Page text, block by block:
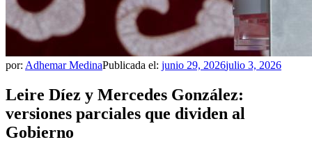
por: Adhemar MedinaPublicada el: junio 29, 2026julio 3, 2026
Leire Díez y Mercedes González:
versiones parciales que dividen al
Gobierno